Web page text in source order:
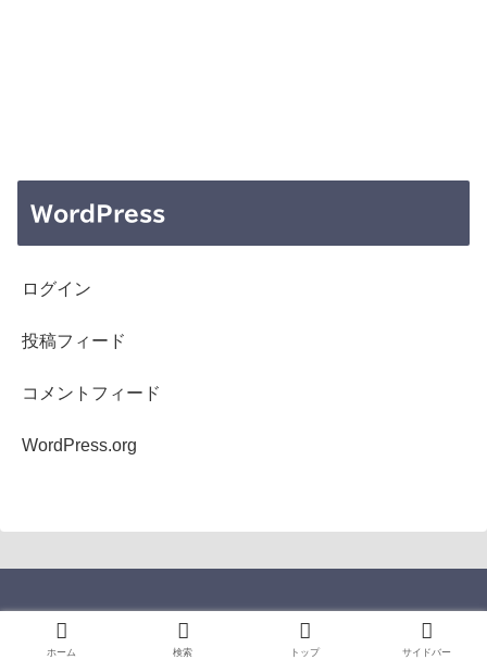
WordPress
ログイン
投稿フィード
コメントフィード
WordPress.org
Copyright © 2005-2026 b's mono-log All Rights Reserved.
ホーム 検索 トップ サイドバー